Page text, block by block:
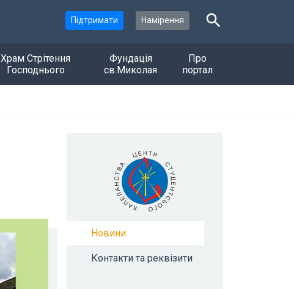
Підтримати Намірення
Храм Стрітення
Господнього
Фундація
св.Миколая
Про
портал
Новини
Контакти та реквізити